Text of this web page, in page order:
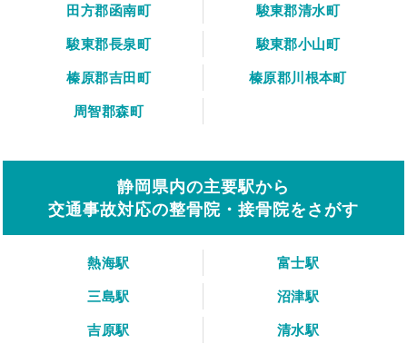
田方郡函南町
駿東郡清水町
駿東郡長泉町
駿東郡小山町
榛原郡吉田町
榛原郡川根本町
周智郡森町
静岡県内の主要駅から
交通事故対応の整骨院・接骨院をさがす
熱海駅
富士駅
三島駅
沼津駅
吉原駅
清水駅